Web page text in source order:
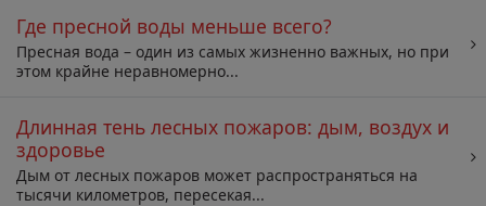
Где пресной воды меньше всего?
Пресная вода – один из самых жизненно важных, но при
этом крайне неравномерно...
Длинная тень лесных пожаров: дым, воздух и
здоровье
Дым от лесных пожаров может распространяться на
тысячи километров, пересекая...